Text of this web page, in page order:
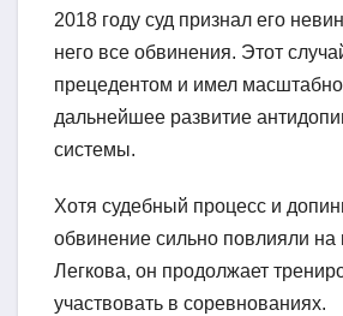
2018 году суд признал его
него все обвинения. Этот
прецедентом и имел
дальнейшее развитие
системы.
Хотя судебный процесс и
обвинение сильно повлияли на
Легкова, он продолжает
участвовать в соревнованиях.